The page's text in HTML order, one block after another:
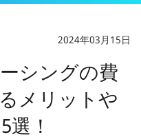
2024年03月15日
シングの費
メリットや
！